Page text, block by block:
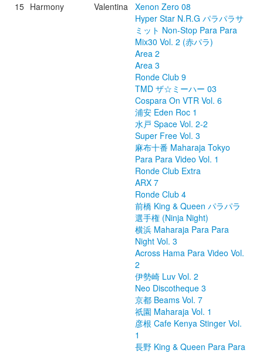
15 Harmony Valentina Xenon Zero 08
Hyper Star N.R.G パラパラサ
ミット Non-Stop Para Para
Mix30 Vol. 2 (赤パラ)
Area 2
Area 3
Ronde Club 9
TMD ザ☆ミーハー 03
Cospara On VTR Vol. 6
浦安 Eden Roc 1
水戸 Space Vol. 2-2
Super Free Vol. 3
麻布十番 Maharaja Tokyo
Para Para Video Vol. 1
Ronde Club Extra
ARX 7
Ronde Club 4
前橋 King & Queen パラパラ
選手権 (Ninja Night)
横浜 Maharaja Para Para
Night Vol. 3
Across Hama Para Video Vol.
2
伊勢崎 Luv Vol. 2
Neo Discotheque 3
京都 Beams Vol. 7
祇園 Maharaja Vol. 1
彦根 Cafe Kenya Stinger Vol.
1
長野 King & Queen Para Para